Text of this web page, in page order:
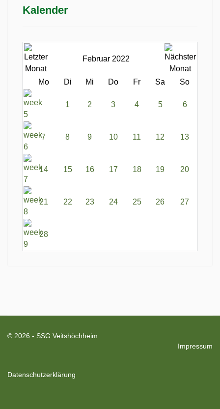
Kalender
Februar 2022
Mo Di Mi Do Fr Sa So
1 2 3 4 5 6
7 8 9 10 11 12 13
14 15 16 17 18 19 20
21 22 23 24 25 26 27
28
© 2026 - SSG Veitshöchheim
Impressum
Datenschutzerklärung